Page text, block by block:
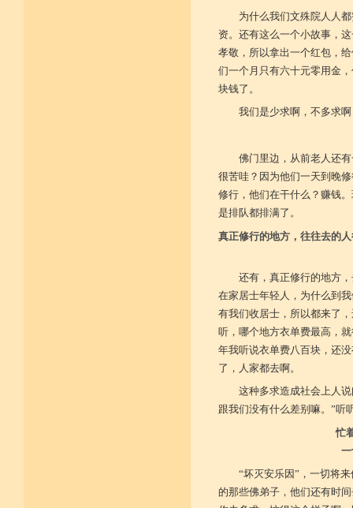
为什么我们文殊院人人
资。还有这么一个小故事，
孝敬，所以拿出一个红包，
们一个月只有六十元零用金
块钱了。
我们是少求啊，不多求
佛门里边，从前老人还
很苦哇？因为他们一天到晚
修行，他们在干什么？赚钱
是排队都排满了。
真正修行的地方，往往去的
还有，真正修行的地方
在家居士年轻人，为什么到
有我们收居士，所以都来了
听，哪个地方衣单费最高，
年我听说衣单费八百块，还
了，人家都去啊。
这种多求造成社会上人
跟我们没有什么差别嘛。”听
忙
“坏灭安乐因”，一切将
的那些佛弟子，他们还有时